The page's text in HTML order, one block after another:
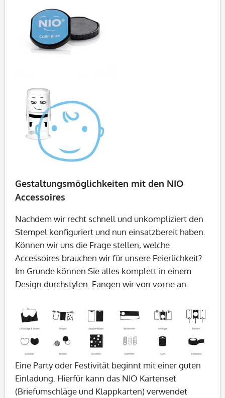
Gestaltungsmöglichkeiten mit den NIO
Accessoires
Nachdem wir recht schnell und unkompliziert den
Stempel konfiguriert und nun einsatzbereit haben.
Können wir uns die Frage stellen, welche
Accessoires brauchen wir für unsere Feierlichkeit?
Im Grunde können Sie alles komplett in einem
Design durchstylen. Fangen wir von vorne an.
Eine Party oder Festivität beginnt mit einer guten
Einladung. Hierfür kann das NIO Kartenset
(Briefumschläge und Klappkarten) verwendet